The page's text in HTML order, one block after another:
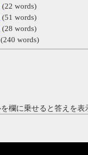
(22 words)
(51 words)
(28 words)
(240 words)
欄に乗せると答えを表